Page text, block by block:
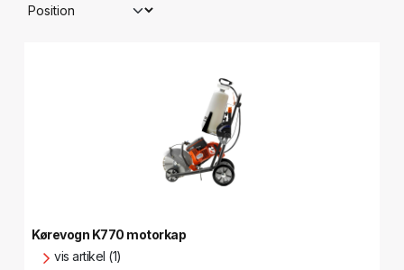
Kørevogn K770 motorkap
vis artikel (1)